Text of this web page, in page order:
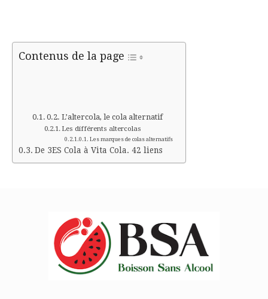
Contenus de la page
L’altercola, le cola alternatif
Les différents altercolas
Les marques de colas alternatifs
De 3ES Cola à Vita Cola. 42 liens